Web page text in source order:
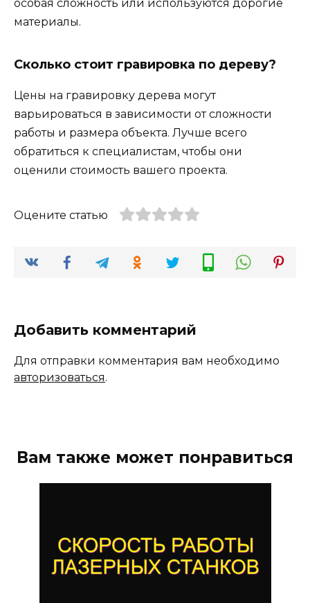
особая сложность или используются дорогие
материалы.
Сколько стоит гравировка по дереву?
Цены на гравировку дерева могут
варьироваться в зависимости от сложности
работы и размера объекта. Лучше всего
обратиться к специалистам, чтобы они
оценили стоимость вашего проекта.
Оцените статью
Добавить комментарий
Для отправки комментария вам необходимо
авторизоваться.
Вам также может понравиться